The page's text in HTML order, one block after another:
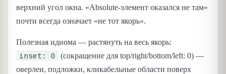
верхний угол окна. «Absolute-элемент оказался не там»
почти всегда означает «не тот якорь».
Полезная идиома — растянуть на весь якорь:
inset: 0
(сокращение для top/right/bottom/left: 0) —
оверлеи, подложки, кликабельные области поверх